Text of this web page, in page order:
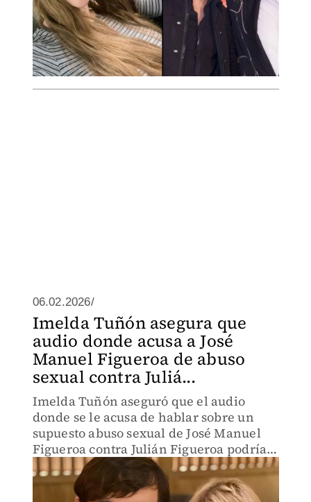
06.02.2026/
Imelda Tuñón asegura que
audio donde acusa a José
Manuel Figueroa de abuso
sexual contra Juliá...
Imelda Tuñón aseguró que el audio
donde se le acusa de hablar sobre un
supuesto abuso sexual de José Manuel
Figueroa contra Julián Figueroa podría
ser generado por inteligencia artificial.